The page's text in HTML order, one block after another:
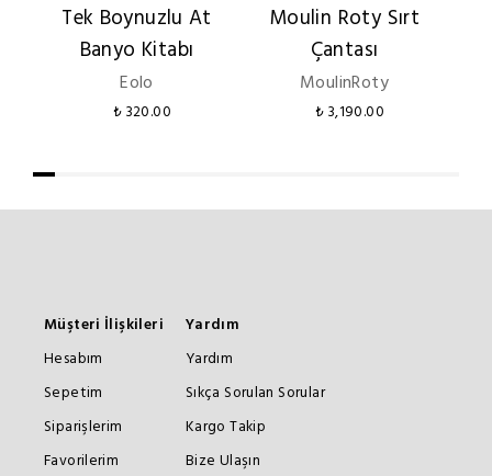
Tek Boynuzlu At
Banyo Kitabı
Eolo
₺ 320.00
Moulin Roty Sırt
Çantası
MoulinRoty
₺ 3,190.00
Müşteri İlişkileri
Hesabım
Sepetim
Siparişlerim
Favorilerim
Yardım
Yardım
Sıkça Sorulan Sorular
Kargo Takip
Bize Ulaşın